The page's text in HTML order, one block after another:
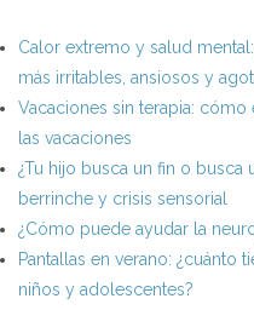
Calor extremo y salud
más irritables, ansiosos y
Vacaciones sin terapia:
las vacaciones
¿Tu hijo busca un fin o
berrinche y crisis sensorial
¿Cómo puede ayudar la
Pantallas en verano: ¿cuánto
niños y adolescentes?